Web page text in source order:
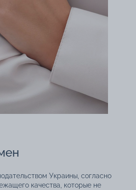
Украины, согласно
качества, которые не